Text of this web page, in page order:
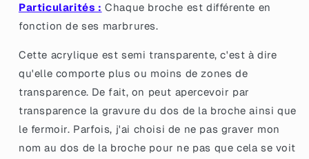
jaune
à
jaune
à
Particularités : Chaque broche est différente en
fonction de ses marbrures.
Cette acrylique est semi transparente, c'est à dire
qu'elle comporte plus ou moins de zones de
transparence. De fait, on peut apercevoir par
transparence la gravure du dos de la broche ainsi que
le fermoir. Parfois, j'ai choisi de ne pas graver mon
nom au dos de la broche pour ne pas que cela se voit